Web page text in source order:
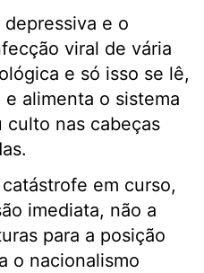
depressiva e o
viral de vária
e só isso se lê,
alimenta o sistema
culto nas cabeças
em curso,
imediata, não a
para a posição
o nacionalismo